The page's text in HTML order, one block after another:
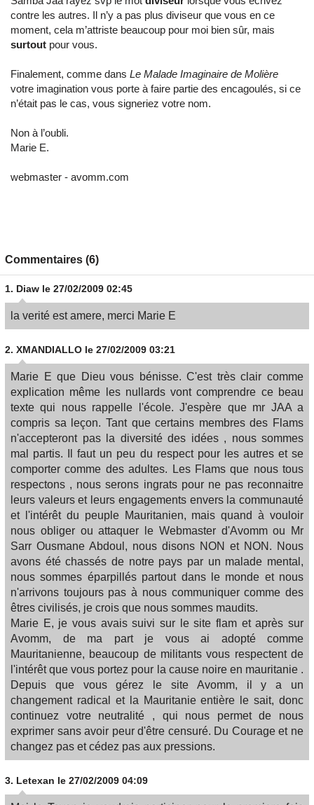
contre les autres. Il n’y a pas plus diviseur que vous en ce
moment, cela m’attriste beaucoup pour moi bien sûr, mais
surtout pour vous.
Finalement, comme dans Le Malade Imaginaire de Molière
votre imagination vous porte à faire partie des encagoulés, si ce
n’était pas le cas, vous signeriez votre nom.
Non à l’oubli.
Marie E.
webmaster - avomm.com
Commentaires (6)
1. Diaw le 27/02/2009 02:45
la verité est amere, merci Marie E
2. XMANDIALLO le 27/02/2009 03:21
Marie E que Dieu vous bénisse. C'est très clair comme
explication même les nullards vont comprendre ce beau
texte qui nous rappelle l'école. J'espère que mr JAA a
compris sa leçon. Tant que certains membres des Flams
n'accepteront pas la diversité des idées , nous sommes
mal partis. Il faut un peu du respect pour les autres et se
comporter comme des adultes. Les Flams que nous tous
respectons , nous serons ingrats pour ne pas reconnaitre
leurs valeurs et leurs engagements envers la communauté
et l'intérêt du peuple Mauritanien, mais quand à vouloir
nous obliger ou attaquer le Webmaster d'Avomm ou Mr
Sarr Ousmane Abdoul, nous disons NON et NON. Nous
avons été chassés de notre pays par un malade mental,
nous sommes éparpillés partout dans le monde et nous
n'arrivons toujours pas à nous communiquer comme des
êtres civilisés, je crois que nous sommes maudits.
Marie E, je vous avais suivi sur le site flam et après sur
Avomm, de ma part je vous ai adopté comme
Mauritanienne, beaucoup de militants vous respectent de
l'intérêt que vous portez pour la cause noire en mauritanie .
Depuis que vous gérez le site Avomm, il y a un
changement radical et la Mauritanie entière le sait, donc
continuez votre neutralité , qui nous permet de nous
exprimer sans avoir peur d'être censuré. Du Courage et ne
changez pas et cédez pas aux pressions.
3. Letexan le 27/02/2009 04:09